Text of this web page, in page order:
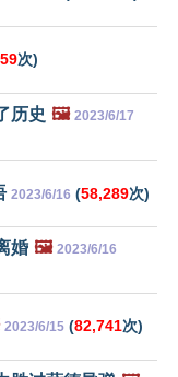
次)
历史 🖼️ 2023/6/17
2023/6/16 (58,289次)
婚 🖼️ 2023/6/16
2023/6/15 (82,741次)